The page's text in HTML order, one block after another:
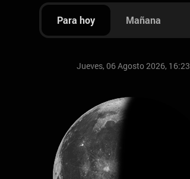
Para hoy Mañana
Jueves, 06 Agosto 2026, 16:23